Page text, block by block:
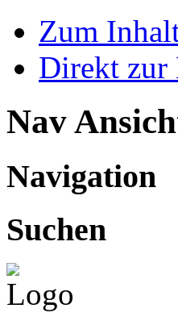
Zum
Direkt zur
Nav
Navigation
Suchen